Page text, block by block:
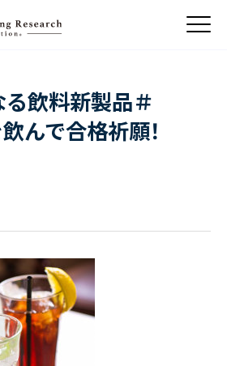
について
ス
報
飲料新製品＃
で合格祈願！